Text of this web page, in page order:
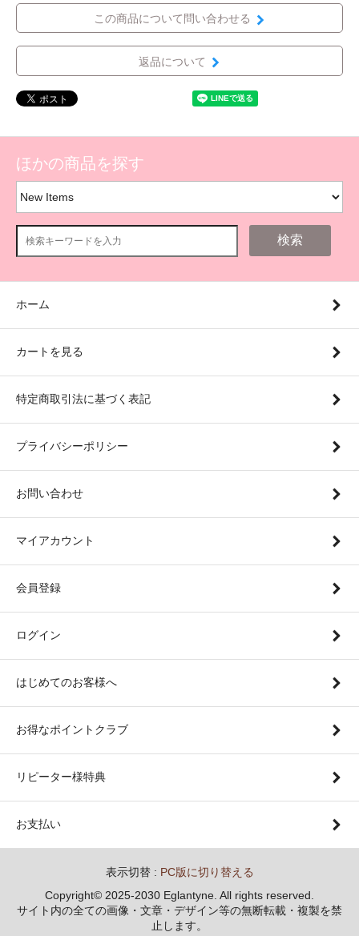
この商品について問い合わせる
返品について
ほかの商品を探す
検索
ホーム
カートを見る
特定商取引法に基づく表記
プライバシーポリシー
お問い合わせ
マイアカウント
会員登録
ログイン
はじめてのお客様へ
お得なポイントクラブ
リピーター様特典
お支払い
表示切替 : PC版に切り替える
Copyright© 2025-2030 Eglantyne. All rights reserved.
サイト内の全ての画像・文章・デザイン等の無断転載・複製を禁
止します。